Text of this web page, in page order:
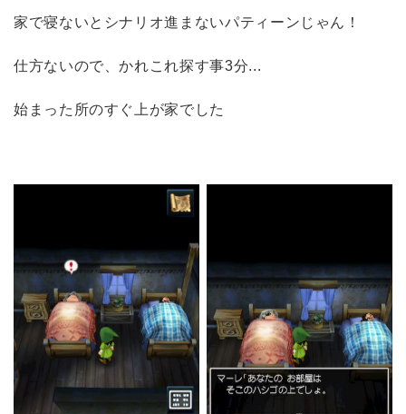
家で寝ないとシナリオ進まないパティーンじゃん！
仕方ないので、かれこれ探す事3分...
始まった所のすぐ上が家でした